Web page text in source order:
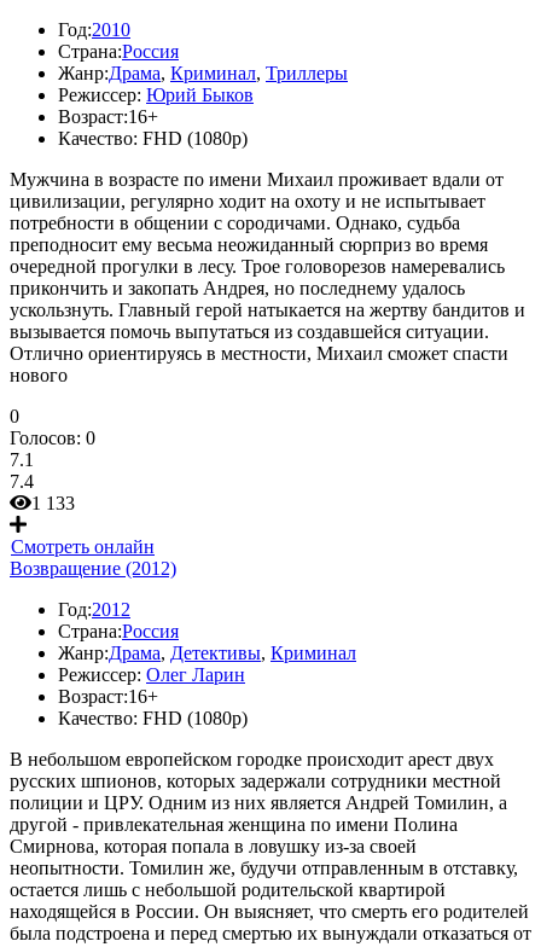
Год:2010
Страна:Россия
Жанр:Драма, Криминал, Триллеры
Режиссер: Юрий Быков
Возраст:16+
Качество: FHD (1080p)
Мужчина в возрасте по имени Михаил проживает вдали от
цивилизации, регулярно ходит на охоту и не испытывает
потребности в общении с сородичами. Однако, судьба
преподносит ему весьма неожиданный сюрприз во время
очередной прогулки в лесу. Трое головорезов намеревались
прикончить и закопать Андрея, но последнему удалось
ускользнуть. Главный герой натыкается на жертву бандитов и
вызывается помочь выпутаться из создавшейся ситуации.
Отлично ориентируясь в местности, Михаил сможет спасти
нового
0
Голосов: 0
7.1
7.4
1 133
Смотреть онлайн
Возвращение (2012)
Год:2012
Страна:Россия
Жанр:Драма, Детективы, Криминал
Режиссер: Олег Ларин
Возраст:16+
Качество: FHD (1080p)
В небольшом европейском городке происходит арест двух
русских шпионов, которых задержали сотрудники местной
полиции и ЦРУ. Одним из них является Андрей Томилин, а
другой - привлекательная женщина по имени Полина
Смирнова, которая попала в ловушку из-за своей
неопытности. Томилин же, будучи отправленным в отставку,
остается лишь с небольшой родительской квартирой
находящейся в России. Он выясняет, что смерть его родителей
была подстроена и перед смертью их вынуждали отказаться от